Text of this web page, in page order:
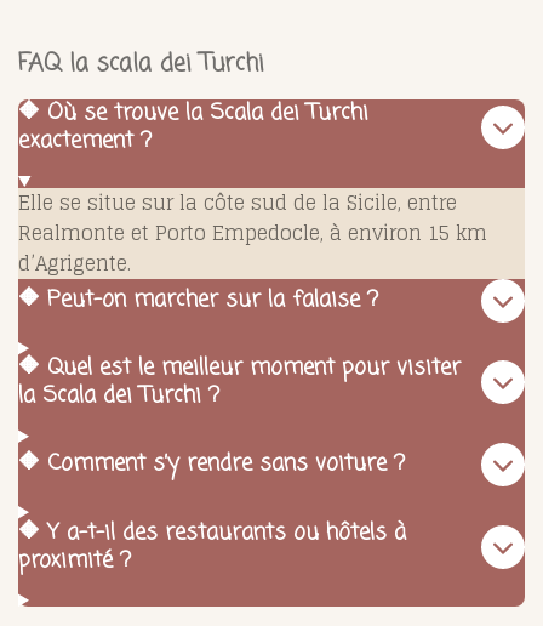
FAQ la scala dei Turchi
🔶 Où se trouve la Scala dei Turchi
exactement ?
Elle se situe sur la côte sud de la Sicile, entre
Realmonte et Porto Empedocle, à environ 15 km
d’Agrigente.
🔶 Peut-on marcher sur la falaise ?
🔶 Quel est le meilleur moment pour visiter
la Scala dei Turchi ?
🔶 Comment s’y rendre sans voiture ?
🔶 Y a-t-il des restaurants ou hôtels à
proximité ?